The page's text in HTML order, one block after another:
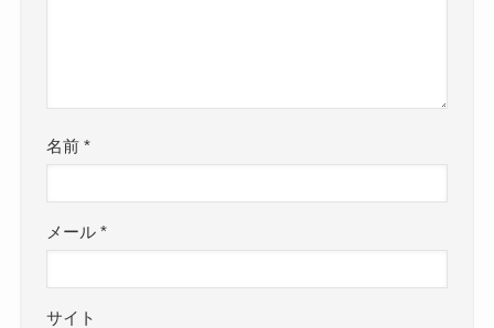
名前*
メール*
サイト